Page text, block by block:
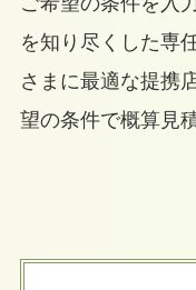
を知り尽くした専
さまに最適な提携
望の条件で概算見